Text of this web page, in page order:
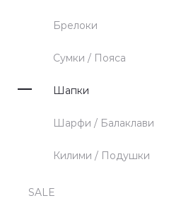
Брелоки
Сумки / Пояса
Шапки
Шарфи / Балаклави
Килими / Подушки
SALE